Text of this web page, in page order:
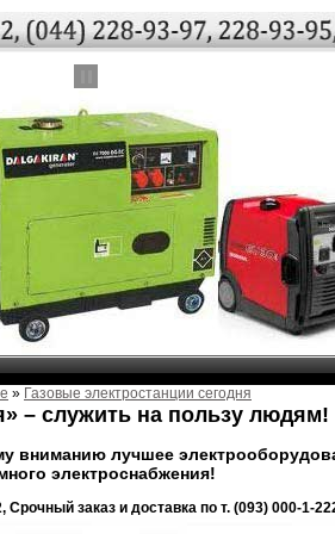
» Газовые электростанции сегодня
– служить на пользу людям!
вниманию лучшее
электроснабжения!
заказ и доставка по т. (093) 000-1-